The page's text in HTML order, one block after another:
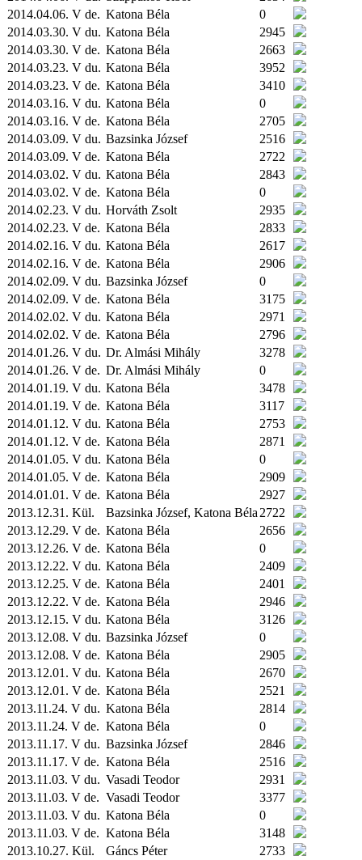
2014.04.06. V de. Katona Béla
0
2014.03.30. V du. Katona Béla
2945
2014.03.30. V de. Katona Béla
2663
2014.03.23. V du. Katona Béla
3952
2014.03.23. V de. Katona Béla
3410
2014.03.16. V du. Katona Béla
0
2014.03.16. V de. Katona Béla
2705
2014.03.09. V du. Bazsinka József
2516
2014.03.09. V de. Katona Béla
2722
2014.03.02. V du. Katona Béla
2843
2014.03.02. V de. Katona Béla
0
2014.02.23. V du. Horváth Zsolt
2935
2014.02.23. V de. Katona Béla
2833
2014.02.16. V du. Katona Béla
2617
2014.02.16. V de. Katona Béla
2906
2014.02.09. V du. Bazsinka József
0
2014.02.09. V de. Katona Béla
3175
2014.02.02. V du. Katona Béla
2971
2014.02.02. V de. Katona Béla
2796
2014.01.26. V du. Dr. Almási Mihály
3278
2014.01.26. V de. Dr. Almási Mihály
0
2014.01.19. V du. Katona Béla
3478
2014.01.19. V de. Katona Béla
3117
2014.01.12. V du. Katona Béla
2753
2014.01.12. V de. Katona Béla
2871
2014.01.05. V du. Katona Béla
0
2014.01.05. V de. Katona Béla
2909
2014.01.01. V de. Katona Béla
2927
2013.12.31. Kül. Bazsinka József, Katona Béla 2722
2013.12.29. V de. Katona Béla
2656
2013.12.26. V de. Katona Béla
0
2013.12.22. V du. Katona Béla
2409
2013.12.25. V de. Katona Béla
2401
2013.12.22. V de. Katona Béla
2946
2013.12.15. V du. Katona Béla
3126
2013.12.08. V du. Bazsinka József
0
2013.12.08. V de. Katona Béla
2905
2013.12.01. V du. Katona Béla
2670
2013.12.01. V de. Katona Béla
2521
2013.11.24. V du. Katona Béla
2814
2013.11.24. V de. Katona Béla
0
2013.11.17. V du. Bazsinka József
2846
2013.11.17. V de. Katona Béla
2516
2013.11.03. V du. Vasadi Teodor
2931
2013.11.03. V de. Vasadi Teodor
3377
2013.11.03. V du. Katona Béla
0
2013.11.03. V de. Katona Béla
3148
2013.10.27. Kül. Gáncs Péter 2733